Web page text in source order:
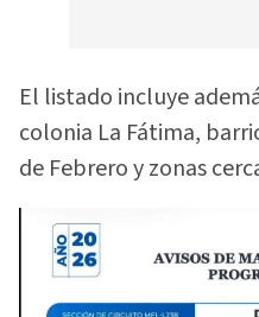
El listado incluye
colonia La Fátima,
de Febrero y zonas